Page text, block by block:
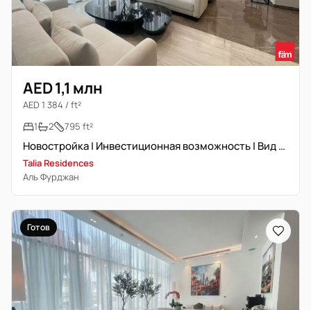
AED 1,1 млн
AED 1 384 / ft²
1
2 795 ft²
Новостройка | Инвестиционная возможность | Вид на виллу
Talia Residences
Аль Фурджан
Готов